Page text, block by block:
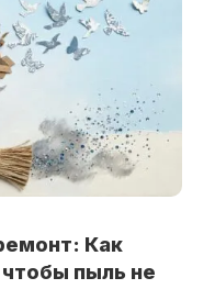
Как
пыль не